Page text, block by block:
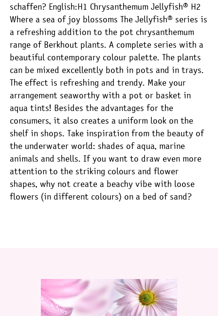
schaffen? English:H1 Chrysanthemum Jellyfish® H2
Where a sea of joy blossoms The Jellyfish® series is
a refreshing addition to the pot chrysanthemum
range of Berkhout plants. A complete series with a
beautiful contemporary colour palette. The plants
can be mixed excellently both in pots and in trays.
The effect is refreshing and trendy. Make your
arrangement seaworthy with a pot or basket in
aqua tints! Besides the advantages for the
consumers, it also creates a uniform look on the
shelf in shops. Take inspiration from the beauty of
the underwater world: shades of aqua, marine
animals and shells. If you want to draw even more
attention to the striking colours and flower
shapes, why not create a beachy vibe with loose
flowers (in different colours) on a bed of sand?